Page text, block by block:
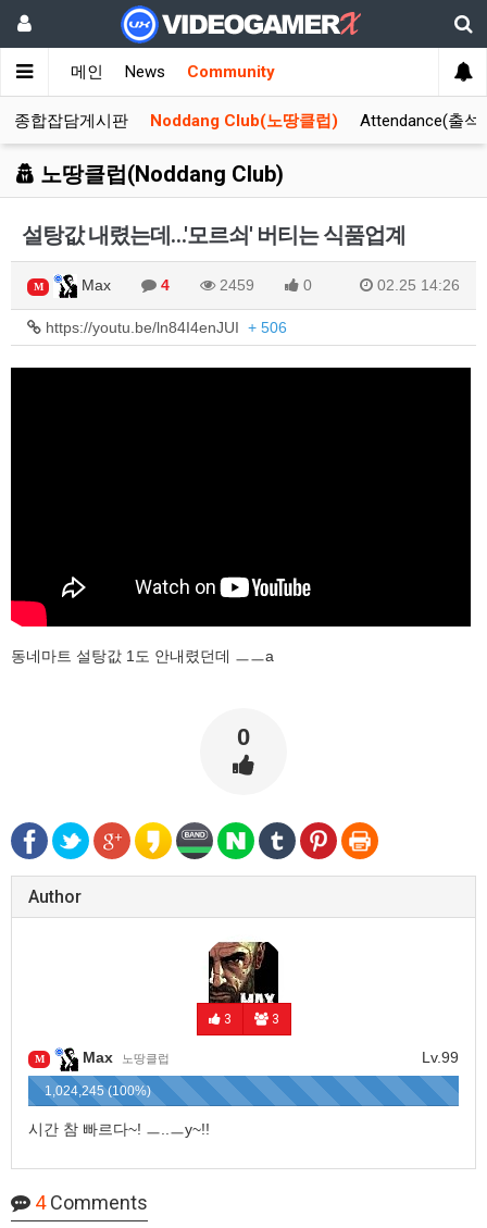
메인 News Community
종합잡담게시판 Noddang Club(노땅클럽) Attendance(출석
노땅클럽(Noddang Club)
설탕값 내렸는데…'모르쇠' 버티는 식품업계
M Max 4 2459 0 02.25 14:26
https://youtu.be/ln84I4enJUI + 506
동네마트 설탕값 1도 안내렸던데 ㅡㅡa
0
Author
3 3
Lv.99
M Max 노땅클럽
1,024,245 (100%)
시간 참 빠르다~! ㅡ..ㅡy~!!
4Comments